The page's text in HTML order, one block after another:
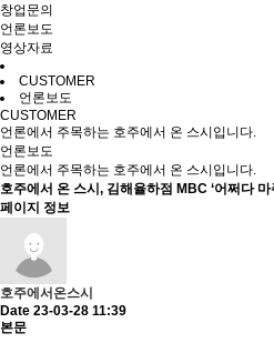
창업문의
언론보도
영상자료
CUSTOMER
언론보도
CUSTOMER
언론에서 주목하는 호주에서 온 스시입니다.
언론보도
언론에서 주목하는 호주에서 온 스시입니다.
호주에서 온 스시, 김해율하점 MBC ‘어쩌다 마
페이지 정보
호주에서온스시
Date 23-03-28 11:39
본문